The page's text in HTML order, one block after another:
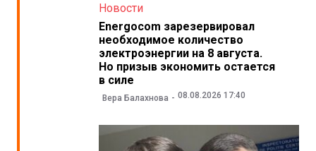
Новости
Energocom зарезервировал
необходимое количество
электроэнергии на 8 августа.
Но призыв экономить остается
в силе
Вера Балахнова 08.08.2026 17:40